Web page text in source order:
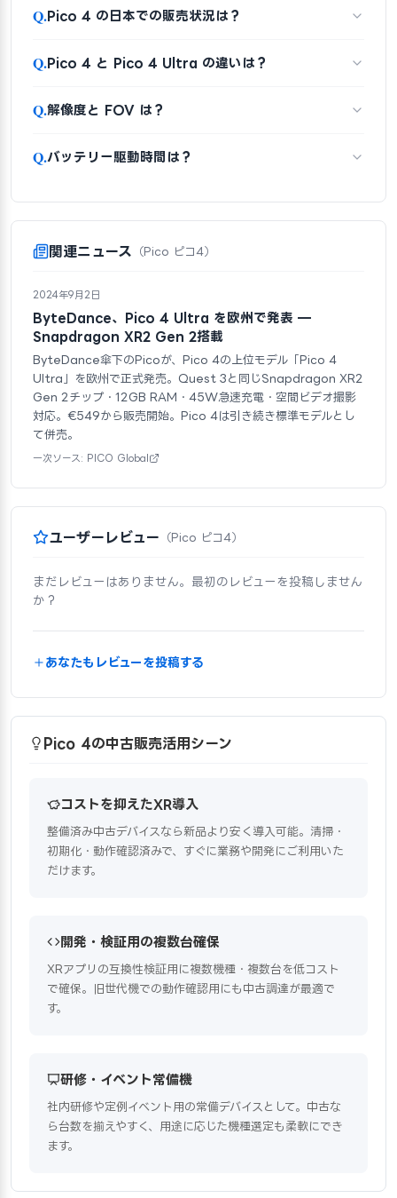
Q.Pico 4 の日本での販売状況は？
Q.Pico 4 と Pico 4 Ultra の違いは？
Q.解像度と FOV は？
Q.バッテリー駆動時間は？
関連ニュース （Pico ピコ4）
2024年9月2日
ByteDance、Pico 4 Ultra を欧州で発表 —
Snapdragon XR2 Gen 2搭載
ByteDance傘下のPicoが、Pico 4の上位モデル「Pico 4
Ultra」を欧州で正式発売。Quest 3と同じSnapdragon XR2
Gen 2チップ・12GB RAM・45W急速充電・空間ビデオ撮影
対応。€549から販売開始。Pico 4は引き続き標準モデルとし
て併売。
一次ソース: PICO Global
ユーザーレビュー （Pico ピコ4）
まだレビューはありません。最初のレビューを投稿しません
か？
あなたもレビューを投稿する
Pico 4の中古販売活用シーン
コストを抑えたXR導入
整備済み中古デバイスなら新品より安く導入可能。清掃・
初期化・動作確認済みで、すぐに業務や開発にご利用いた
だけます。
開発・検証用の複数台確保
XRアプリの互換性検証用に複数機種・複数台を低コスト
で確保。旧世代機での動作確認用にも中古調達が最適で
す。
研修・イベント常備機
社内研修や定例イベント用の常備デバイスとして。中古な
ら台数を揃えやすく、用途に応じた機種選定も柔軟にでき
ます。